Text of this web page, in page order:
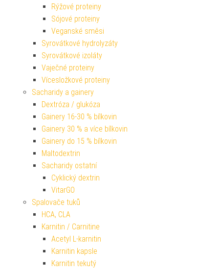
Rýžové proteiny
Sójové proteiny
Veganské směsi
Syrovátkové hydrolyzáty
Syrovátkové izoláty
Vaječné proteiny
Vícesložkové proteiny
Sacharidy a gainery
Dextróza / glukóza
Gainery 16-30 % bílkovin
Gainery 30 % a více bílkovin
Gainery do 15 % bílkovin
Maltodextrin
Sacharidy ostatní
Cyklický dextrin
VitarGO
Spalovače tuků
HCA, CLA
Karnitin / Carnitine
Acetyl L-karnitin
Karnitin kapsle
Karnitin tekutý